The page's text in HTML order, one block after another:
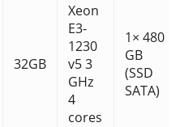
32GB
Xeon
E3-
1230
v5 3
GHz
4
cores
1× 480
GB
(SSD
SATA)